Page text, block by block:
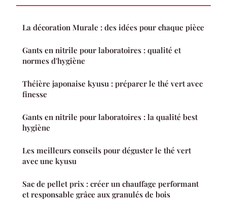
La décoration Murale : des idées pour chaque pièce
Gants en nitrile pour laboratoires : qualité et
normes d'hygiène
Théière japonaise kyusu : préparer le thé vert avec
finesse
Gants en nitrile pour laboratoires : la qualité best
hygiène
Les meilleurs conseils pour déguster le thé vert
avec une kyusu
Sac de pellet prix : créer un chauffage performant
et responsable grâce aux granulés de bois